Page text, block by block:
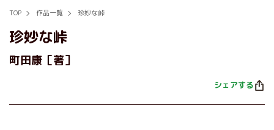
TOP 作品一覧 珍妙な峠
珍妙な峠
町田康［著］
シェアする